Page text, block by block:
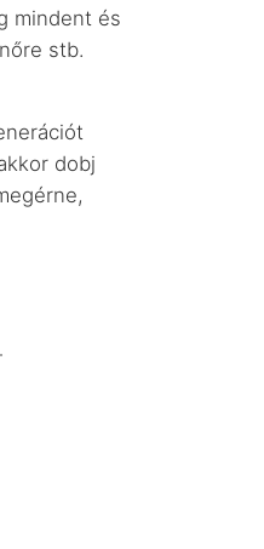
mindent és
stb.
dobj